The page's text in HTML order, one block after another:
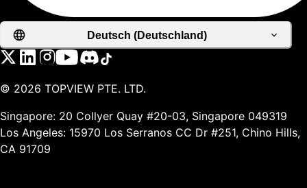
Deutsch (Deutschland)
© 2026 TOPVIEW PTE. LTD.
Singapore: 20 Collyer Quay #20-03, Singapore 049319
Los Angeles: 15970 Los Serranos CC Dr #251, Chino Hills,
CA 91709